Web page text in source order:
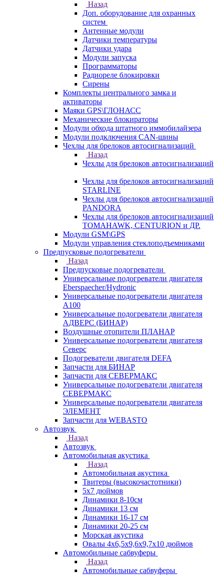
Назад
Доп. оборудование для охранных
систем
Антенные модули
Датчики температуры
Датчики удара
Модули запуска
Программаторы
Радиореле блокировки
Сирены
Комплекты центрального замка и
активаторы
Маяки GPS\ГЛОНАСС
Механические блокираторы
Модули обхода штатного иммобилайзера
Модули подключения CAN-шины
Чехлы для брелоков автосигнализаций
Назад
Чехлы для брелоков автосигнализаций
Чехлы для брелоков автосигнализаций
STARLINE
Чехлы для брелоков автосигнализаций
PANDORA
Чехлы для брелоков автосигнализаций
TOMAHAWK, CENTURION и ДР.
Модули GSM\GPS
Модули управления стеклоподъемниками
Предпусковые подогреватели
Назад
Предпусковые подогреватели
Универсальные подогреватели двигателя
Eberspaecher/Hydronic
Универсальные подогреватели двигателя
A100
Универсальные подогреватели двигателя
АДВЕРС (БИНАР)
Воздушные отопители ПЛАНАР
Универсальные подогреватели двигателя
Северс
Подогреватели двигателя DEFA
Запчасти для БИНАР
Запчасти для СЕВЕРМАКС
Универсальные подогреватели двигателя
СЕВЕРМАКС
Универсальные подогреватели двигателя
ЭЛЕМЕНТ
Запчасти для WEBASTO
Автозвук
Назад
Автозвук
Автомобильная акустика
Назад
Автомобильная акустика
Твитеры (высокочастотники)
5x7 дюймов
Динамики 8-10см
Динамики 13 см
Динамики 16-17 см
Динамики 20-25 см
Морская акустика
Овалы 4х6,5х9,6x9,7х10 дюймов
Автомобильные сабвуферы
Назад
Автомобильные сабвуферы